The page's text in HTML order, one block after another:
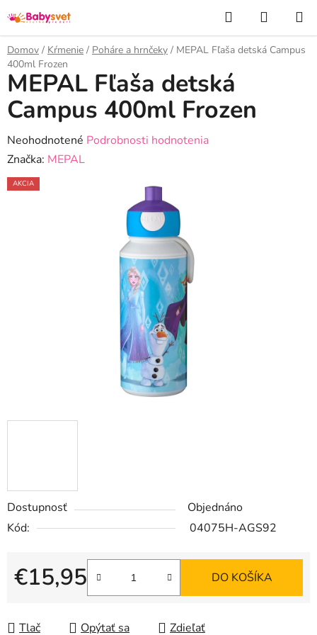
na
obsah
Hľadať
KOŠÍK
Domov / Kŕmenie / Poháre a hrnčeky / MEPAL Fľaša detská Campus
400ml Frozen
Dostupnosť
Objednáno
Kód:
04075H-AGS92
€15,95
Jednotková cena:
DO KOŠÍKA
Tlač Opýtať sa Zdieľať
MEPAL Fľaša detská
Campus 400ml Frozen
Priemerné
hodnotenie
produktu
Neohodnotené Podrobnosti hodnotenia
Značka: MEPAL
AKCIA